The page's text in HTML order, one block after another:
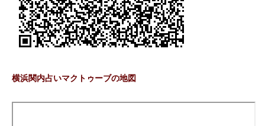
横浜関内占いマクトゥーブの地図